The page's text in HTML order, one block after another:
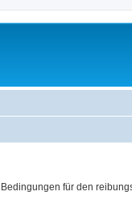
für den